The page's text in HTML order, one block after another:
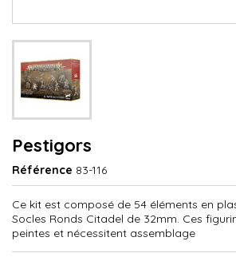
Pestigors
Référence 83-116
Ce kit est composé de 54 éléments en
Socles Ronds Citadel de 32mm. Ces
peintes et nécessitent assemblage